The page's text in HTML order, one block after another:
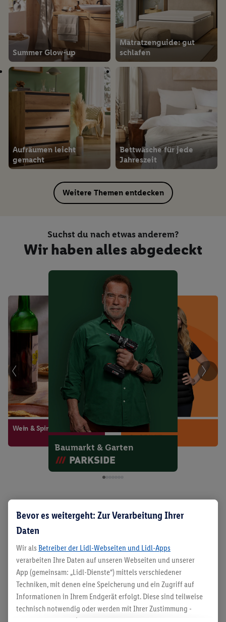
Summer Glow-up
Matratzenguide: gut
schlafen
Aufräumen leicht
gemacht
Bettwäsche für jede
Jahreszeit
Weitere Themen entdecken
Suchst du nach etwas anderem?
Wir haben alles abgedeckt
Baumarkt & Garten
Sport & Freizeit
Wein & Spirituosen
Möbel aus dem Lidl Shop – für
eine schöne Wohlfühlzone
Bei Lidl findest Du eine große Auswahl an Möbeln
und Wohnaccessoires, um Dein Zuhause nach
Deinen Wünschen zu gestalten. Entdecke online
das passende für jeden Raum und bestell es Dir
einfach nach Hause.
Bevor es weitergeht: Zur Verarbeitung Ihrer
Daten
Wir als Betreiber der Lidl-Webseiten und Lidl-Apps
verarbeiten Ihre Daten auf unseren Webseiten und unserer
App (gemeinsam: „Lidl-Dienste“) mittels verschiedener
Techniken, mit denen eine Speicherung und ein Zugriff auf
Informationen in Ihrem Endgerät erfolgt. Diese sind teilweise
technisch notwendig oder werden mit Ihrer Zustimmung -